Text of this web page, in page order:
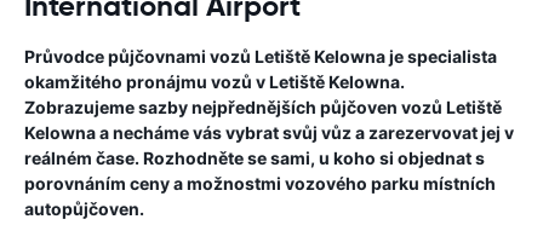
Průvodce půjčovnami vozů Letiště Kelownaje specialista
okamžitého pronájmu vozů vLetiště Kelowna.
Zobrazujeme sazby nejpřednějších půjčoven vozů Letiště
Kelownaa necháme vás vybrat svůj vůz a zarezervovat jej v
reálném čase. Rozhodněte se sami, u koho si objednat s
porovnáním ceny a možnostmi vozového parku místních
autopůjčoven.